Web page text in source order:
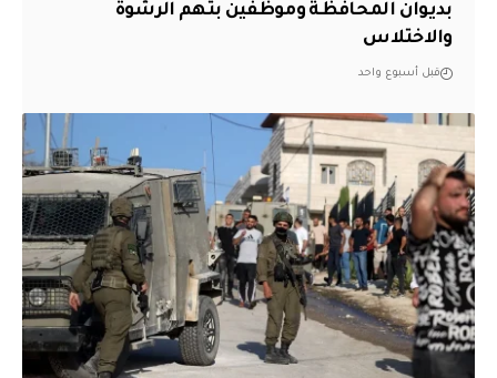
بديوان المحافظة وموظفين بتهم الرشوة
والاختلاس
قبل أسبوع واحد